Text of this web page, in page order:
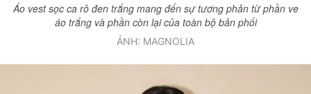
Áo vest sọc ca rô đen trắng mang đến sự tương phản từ phần ve
áo trắng và phần còn lại của toàn bộ bản phối
ẢNH: MAGNOLIA